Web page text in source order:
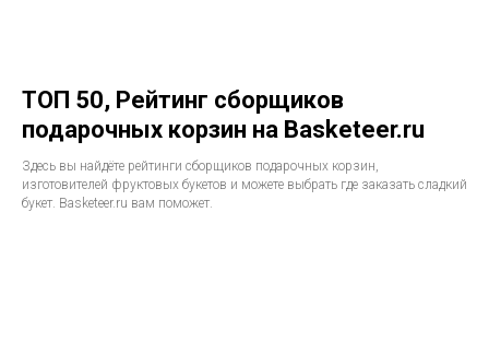
ТОП 50, Рейтинг сборщиков
подарочных корзин на Basketeer.ru
Здесь вы найдёте рейтинги сборщиков подарочных корзин,
изготовителей фруктовых букетов и можете выбрать где заказать сладкий
букет. Basketeer.ru вам поможет.